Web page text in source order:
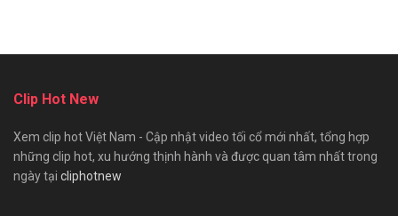
Clip Hot New
Xem clip hot Việt Nam - Cập nhật video tối cổ mới nhất, tổng hợp
những clip hot, xu hướng thịnh hành và được quan tâm nhất trong
ngày tại cliphotnew